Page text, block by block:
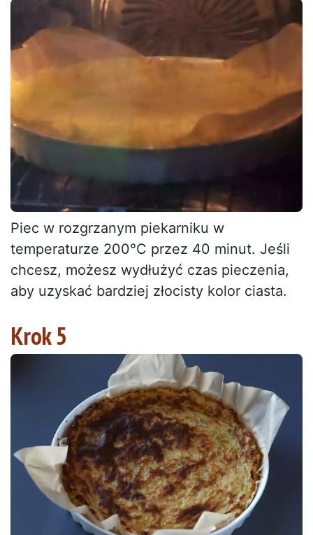
Piec w rozgrzanym piekarniku w
temperaturze 200°C przez 40 minut. Jeśli
chcesz, możesz wydłużyć czas pieczenia,
aby uzyskać bardziej złocisty kolor ciasta.
Krok 5